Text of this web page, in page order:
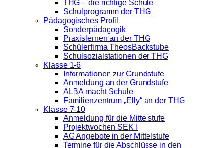
THG – die richtige Schule
Schulprogramm der THG
Pädagogisches Profil
Sonderpädagogik
Praxislernen an der THG
Schülerfirma TheosBackstube
Schulsozialstationen der THG
Klasse 1-6
Informationen zur Grundstufe
Anmeldung an der Grundstufe
ALBA macht Schule
Familienzentrum „Elly“ an der THG
Klasse 7-10
Anmeldung für die Mittelstufe
Projektwochen SEK I
AG Angebote in der Mittelstufe
Termine für die Abschlüsse in den